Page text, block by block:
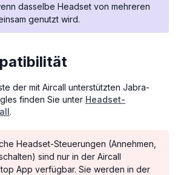
dasselbe Headset von mehreren
genutzt wird.
der mit Aircall unterstützten Jabra-
finden Sie unter Headset-
.
Headset-Steuerungen (Annehmen,
sind nur in der Aircall
App verfügbar. Sie werden in der